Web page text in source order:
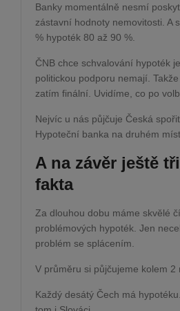
Banky momentálně nesmí
zástavní hodnoty nemovitosti. A
% hypoték 80 až 90 %.
ČNB chce schvalování hypoték
politickou podporu nemají.
zatím finální. Uvidíme, co po
Nejvíc u nás půjčuje Česká
Hypoteční banka na druhém
A na závěr ještě
fakta
Za dlouhou dobu máme skvělé
problémových hypoték. Jen
problém se splácením.
V průměru si půjčujeme kolem 2
Každý desátý Čech má